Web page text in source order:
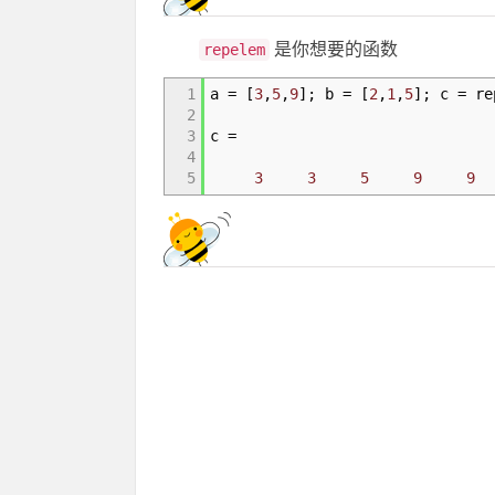
repelem 是你想要的函数
1
2
3
4
5
a = [3,5,9] ; b = [2 ,1 ,5] ; c =
c =
3 3 5 9 9